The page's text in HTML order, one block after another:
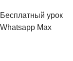
Бесплатный урок
Whatsapp Мах